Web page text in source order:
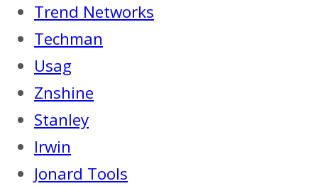
Trend Networks
Techman
Usag
Znshine
Stanley
Irwin
Jonard Tools